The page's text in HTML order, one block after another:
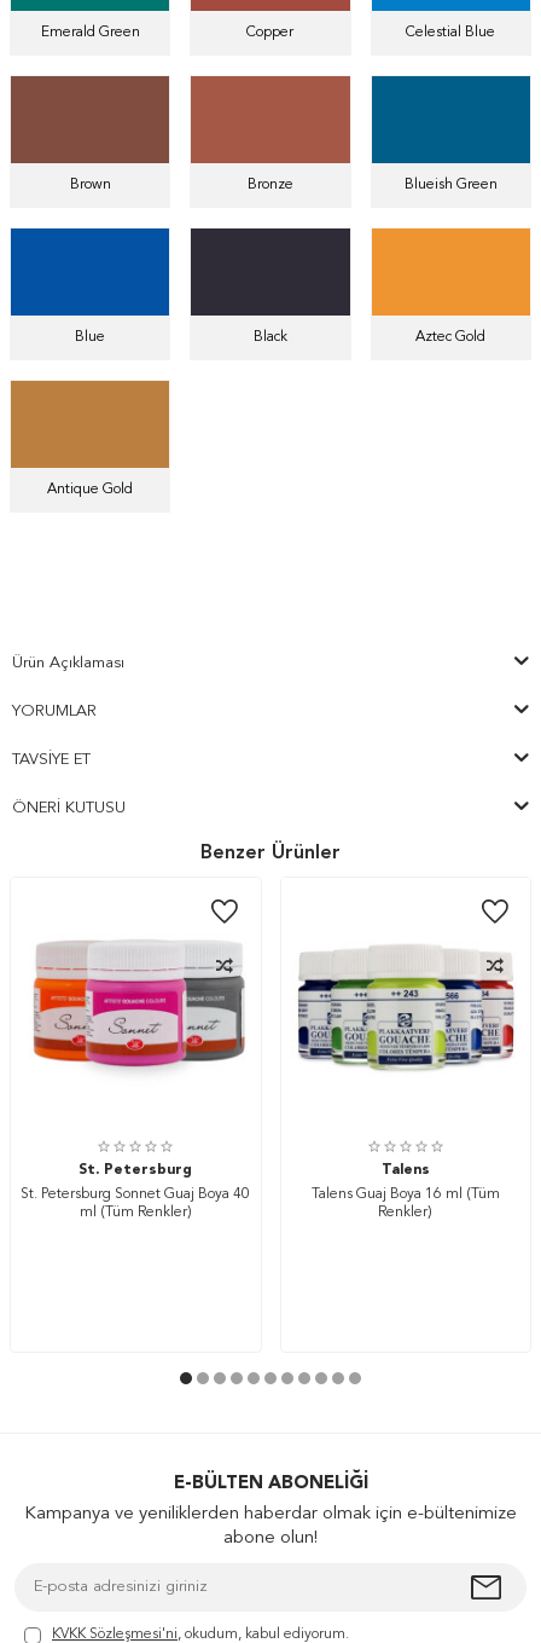
Emerald Green Copper Celestial Blue
Brown Bronze Blueish Green
Blue Black Aztec Gold
Antique Gold
Ürün Açıklaması
YORUMLAR
TAVSIYE ET
ÖNERI KUTUSU
Benzer Ürünler
St. Petersburg
St. Petersburg Sonnet Guaj Boya 40
ml (Tüm Renkler)
Talens
Talens Guaj Boya 16 ml (Tüm
Renkler)
E-BÜLTEN ABONELIĞI
Kampanya ve yeniliklerden haberdar olmak için e-bültenimize
abone olun!
KVKK Sözleşmesi'ni, okudum, kabul ediyorum.